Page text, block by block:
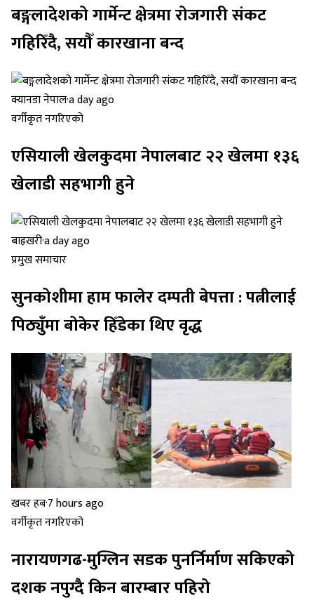
बङ्गलादेशको गार्मेन्ट क्षेत्रमा रोजगारी संकट
गहिरिँदै, सयौँ कारखाना बन्द
क्यानडा नेपाल·a day ago
वर्गीकृत नगरिएको
एसियाली खेलकुदमा नेपालबाट २२ खेलमा १३६
खेलाडी सहभागी हुने
बाह्रखरी·a day ago
प्रमुख समाचार
सुनकोशीमा हाम फालेर दम्पती बेपत्ता : पत्नीलाई
पिठ्युँमा बोकेर हिँडेका थिए वृद्ध
खबर हब·7 hours ago
वर्गीकृत नगरिएको
नारायणगढ-मुग्लिन सडक पुनर्निर्माण सकिएको
दशक नपुग्दै किन बारम्बार पहिरो